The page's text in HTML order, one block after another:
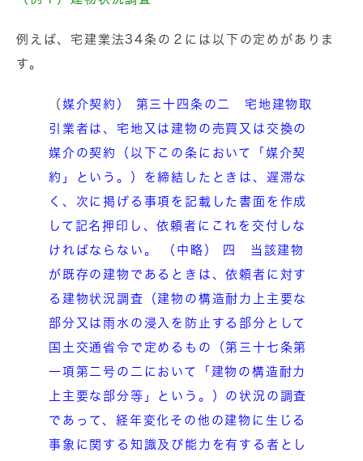
例えば、宅建業法34条の２には以下の定めがありま
す。
（ 媒介契約） 第三十四条の二 宅地建物取
引業者は、宅地又は建物の売買又は交換の
媒介の契約（以下この条において「媒介契
約」という。）を締結したときは、遅滞な
く、次に掲げる事項を記載した書面を作成
して記名押印し、依頼者にこれを交付しな
ければならない。 （中略） 四 当該建物
が既存の建物であるときは、依頼者に対す
る建物状況調査（建物の構造耐力上主要な
部分又は雨水の浸入を防止する部分として
国土交通省令で定めるもの（第三十七条第
一項第二号の二において「建物の構造耐力
上主要な部分等」という。）の状況の調査
であって、経年変化その他の建物に生じる
事象に関する知識及び能力を有する者とし